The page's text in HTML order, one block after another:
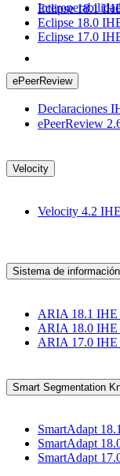
Declaraciones
Eclipse 18.1
Eclipse 18.0
Eclipse 17.0
ePeerReview
ePeerReview
Velocity
Velocity 4.2
Sistema de
ARIA 18.1 IHE
ARIA 18.0 IHE
ARIA 17.0 IHE
Smart Segmentation
SmartAdapt
SmartAdapt
SmartAdapt